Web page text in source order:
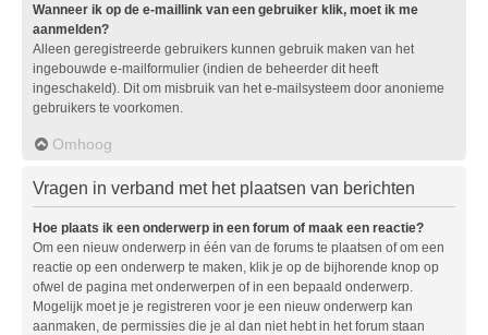
Wanneer ik op de e-maillink van een gebruiker klik, moet ik me
aanmelden?
Alleen geregistreerde gebruikers kunnen gebruik maken van het
ingebouwde e-mailformulier (indien de beheerder dit heeft
ingeschakeld). Dit om misbruik van het e-mailsysteem door anonieme
gebruikers te voorkomen.
Omhoog
Vragen in verband met het plaatsen van berichten
Hoe plaats ik een onderwerp in een forum of maak een reactie?
Om een nieuw onderwerp in één van de forums te plaatsen of om een
reactie op een onderwerp te maken, klik je op de bijhorende knop op
ofwel de pagina met onderwerpen of in een bepaald onderwerp.
Mogelijk moet je je registreren voor je een nieuw onderwerp kan
aanmaken, de permissies die je al dan niet hebt in het forum staan